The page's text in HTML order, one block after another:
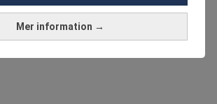
och personuppgifter för dessa syften:
och liknande tekniker, anpassning av
Mer information →